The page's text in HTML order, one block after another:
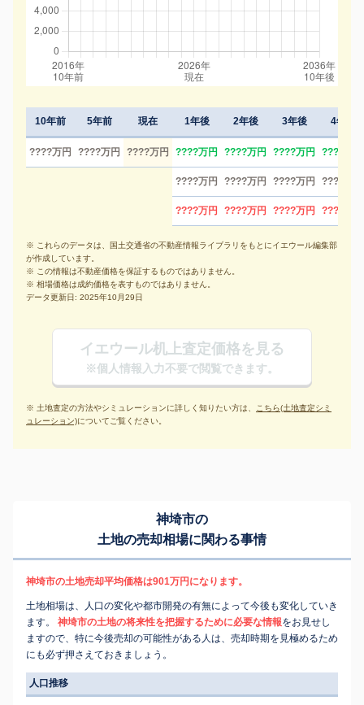
10年前 5年前 現在
????万円 ????万円 ????万円
1年後 2年後 3年後 4年後
????万円 ????万円 ????万円 ????万円
????万円 ????万円 ????万円 ????万円
????万円 ????万円 ????万円 ????万円
※ これらのデータは、国土交通省の不動産情報ライブラリをもとにイエウール編集部
が作成しています。
※ この情報は不動産価格を保証するものではありません。
※ 相場価格は成約価格を表すものではありません。
データ更新日: 2025年10月29日
イエウール机上査定価格を見る
※個人情報入力不要で閲覧できます。
※ 土地査定の方法やシミュレーションに詳しく知りたい方は、 こちら(土地査定シミ
ュレーション)についてご覧ください。
神埼市の
土地の売却相場に関わる事情
神埼市の土地売却平均価格は901万円になります。
土地相場は、人口の変化や都市開発の有無によって今後も変化していき
ます。
神埼市の土地の将来性を把握するために必要な情報をお見せし
ますので、特に今後売却の可能性がある人は、売却時期を見極めるため
にも必ず押さえておきましょう。
人口推移